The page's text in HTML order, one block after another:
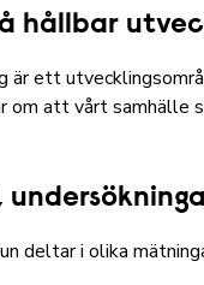
hållbar
är ett
om att vårt samhälle
deltar i olika